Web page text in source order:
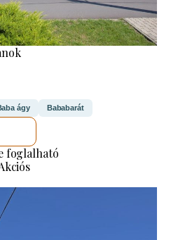
ágy Bababarát
foglalható